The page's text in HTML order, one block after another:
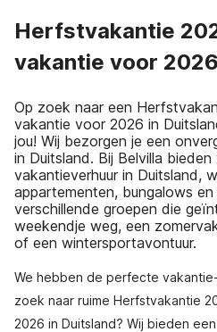
Herfstvakantie
vakantie voor
Op zoek naar een
vakantie voor 2026 in
jou! Wij bezorgen je een
in Duitsland. Bij Belvilla
vakantieverhuur in Duitsland,
appartementen, bungalows
verschillende groepen die
weekendje weg, een
of een wintersportavontuur.
We hebben de perfecte
zoek naar ruime Herfstvakantie
2026 in Duitsland? Wij bieden